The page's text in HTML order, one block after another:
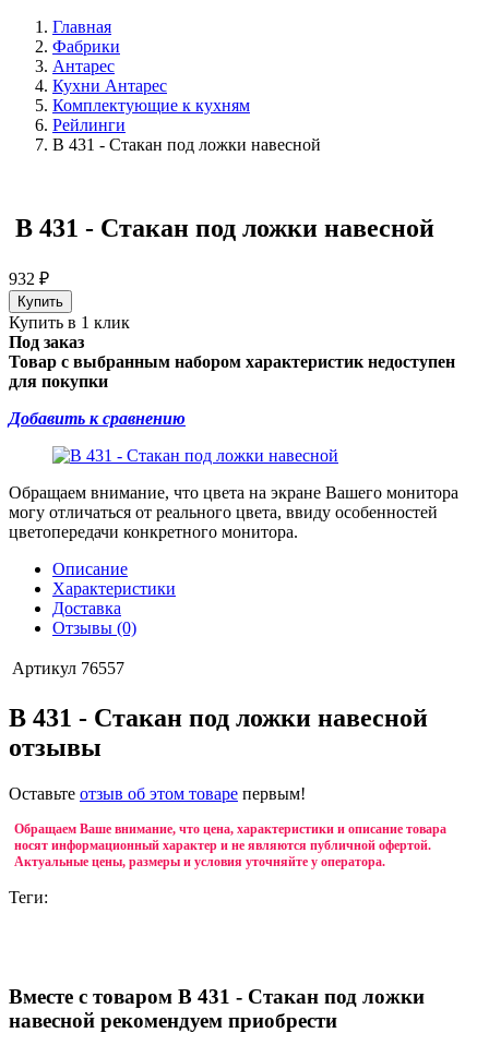
Главная
Фабрики
Антарес
Кухни Антарес
Комплектующие к кухням
Рейлинги
B 431 - Стакан под ложки навесной
B 431 - Стакан под ложки навесной
932 ₽
Купить в 1 клик
Под заказ
Товар с выбранным набором характеристик недоступен
для покупки
Добавить к сравнению
Обращаем внимание, что цвета на экране Вашего монитора
могу отличаться от реального цвета, ввиду особенностей
цветопередачи конкретного монитора.
Описание
Характеристики
Доставка
Отзывы (0)
Артикул 76557
B 431 - Стакан под ложки навесной
отзывы
Оставьте отзыв об этом товаре первым!
Обращаем Ваше внимание, что цена, характеристики и описание товара
носят информационный характер и не являются публичной офертой.
Актуальные цены, размеры и условия уточняйте у оператора.
Теги:
Вместе с товаром B 431 - Стакан под ложки
навесной рекомендуем приобрести